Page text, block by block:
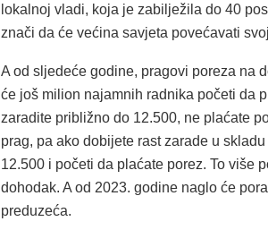
lokalnoj vladi, koja je zabilježila do 40
znači da će većina savjeta povećavati
A od sljedeće godine, pragovi poreza na
će još milion najamnih radnika početi da
zaradite približno do 12.500, ne plaćate
prag, pa ako dobijete rast zarade u
12.500 i početi da plaćate porez. To više
dohodak. A od 2023. godine naglo će
preduzeća.